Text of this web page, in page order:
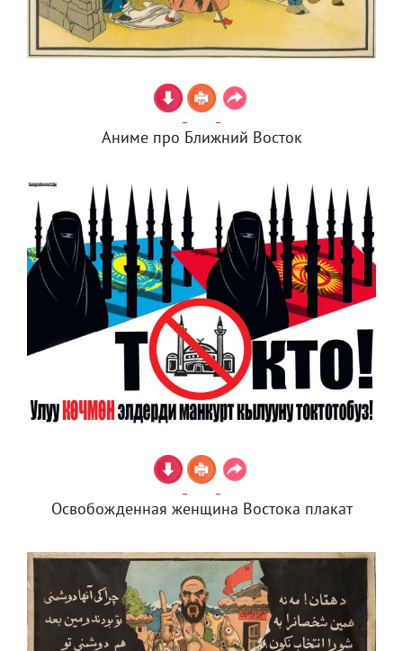
Аниме про Ближний Восток
Освобожденная женщина Востока плакат